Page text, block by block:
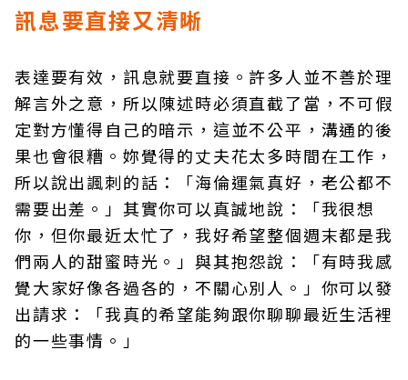
訊息要直接又清晰
表達要有效，訊息就要直接。許多人並不善於理
解言外之意，所以陳述時必須直截了當，不可假
定對方懂得自己的暗示，這並不公平，溝通的後
果也會很糟。妳覺得的丈夫花太多時間在工作，
所以說出諷刺的話：「海倫運氣真好，老公都不
需要出差。」其實你可以真誠地說：「我很想
你，但你最近太忙了，我好希望整個週末都是我
們兩人的甜蜜時光。」與其抱怨說：「有時我感
覺大家好像各過各的，不關心別人。」你可以發
出請求：「我真的希望能夠跟你聊聊最近生活裡
的一些事情。」